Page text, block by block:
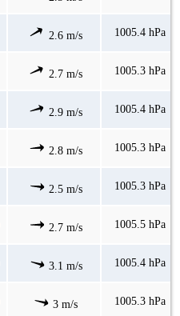
2.6 m/s 1005.4 hPa
2.7 m/s 1005.3 hPa
2.9 m/s 1005.4 hPa
2.8 m/s 1005.3 hPa
2.5 m/s 1005.3 hPa
2.7 m/s 1005.5 hPa
3.1 m/s 1005.4 hPa
3 m/s 1005.3 hPa